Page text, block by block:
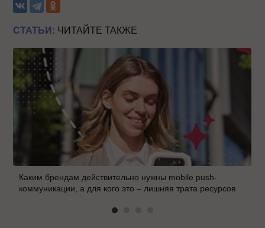
СТАТЬИ: ЧИТАЙТЕ ТАКЖЕ
Каким брендам действительно нужны mobile push-
коммуникации, а для кого это – лишняя трата ресурсов